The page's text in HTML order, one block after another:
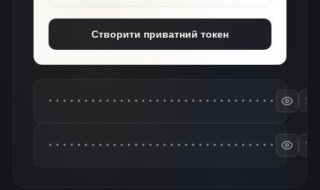
Створити приватний токен
••••••••••••••••••••••••••••••••
••••••••••••••••••••••••••••••••